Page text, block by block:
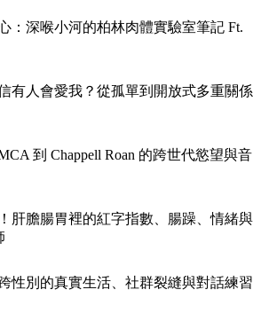
：深喉小河的柏林肉體實驗室筆記 Ft.
有人會愛我？從孤單到開放式多重關係
到 Chappell Roan 的跨世代慾望與音
肝膽腸胃裡的紅字指數、腸躁、情緒與
性別的真實生活、社群裂縫與對話練習